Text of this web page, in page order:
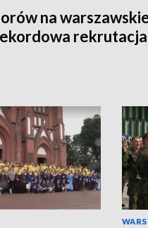
na
rekrutacja